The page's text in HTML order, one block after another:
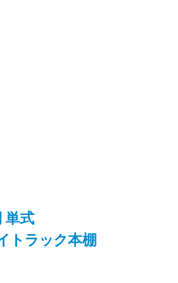
単式
トラック本棚